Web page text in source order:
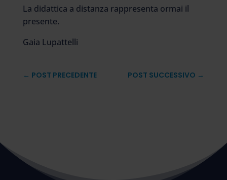
La didattica a distanza rappresenta ormai il
presente.
Gaia Lupattelli
← POST PRECEDENTE POST SUCCESSIVO →